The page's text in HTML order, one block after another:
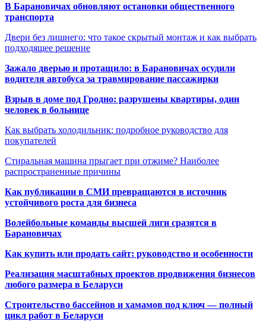
В Барановичах обновляют остановки общественного
транспорта
Двери без лишнего: что такое скрытый монтаж и как выбрать
подходящее решение
Зажало дверью и протащило: в Барановичах осудили
водителя автобуса за травмирование пассажирки
Взрыв в доме под Гродно: разрушены квартиры, один
человек в больнице
Как выбрать холодильник: подробное руководство для
покупателей
Стиральная машина прыгает при отжиме? Наиболее
распространенные причины
Как публикации в СМИ превращаются в источник
устойчивого роста для бизнеса
Волейбольные команды высшей лиги сразятся в
Барановичах
Как купить или продать сайт: руководство и особенности
Реализация масштабных проектов продвижения бизнесов
любого размера в Беларуси
Строительство бассейнов и хамамов под ключ — полный
цикл работ в Беларуси